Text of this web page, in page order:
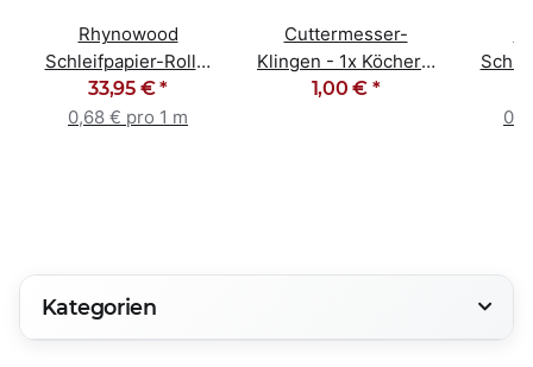
Rhynowood
Schleifpapier-Rolle,
Körnung 80
33,95 €*
0,68 € pro 1 m
Cuttermesser-
Klingen - 1x Köcher -
10 Stück 18mm
1,00 € *
Kategorien